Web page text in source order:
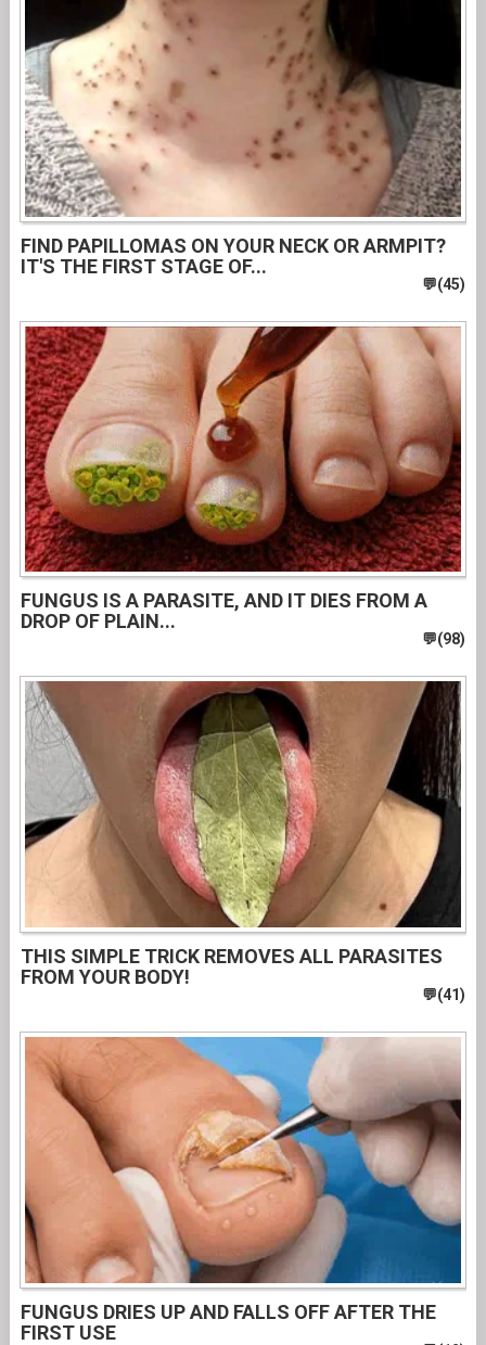
FIND PAPILLOMAS ON YOUR NECK OR ARMPIT?
IT'S THE FIRST STAGE OF...
FUNGUS IS A PARASITE, AND IT DIES FROM A
DROP OF PLAIN...
THIS SIMPLE TRICK REMOVES ALL PARASITES
FROM YOUR BODY!
FUNGUS DRIES UP AND FALLS OFF AFTER THE
FIRST USE